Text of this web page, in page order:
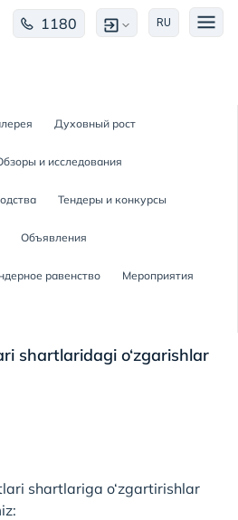
1180 RU
Духовный рост
и исследования
Тендеры и конкурсы
Объявления
равенство Мероприятия
shartlaridagi o‘zgarishlar
shartlariga o‘zgartirishlar